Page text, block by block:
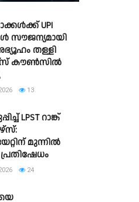
UPI
സൗജന്യമായി
തള്ളി
കൗൺസിൽ
13
LPST റാങ്ക്
മുന്നിൽ
24